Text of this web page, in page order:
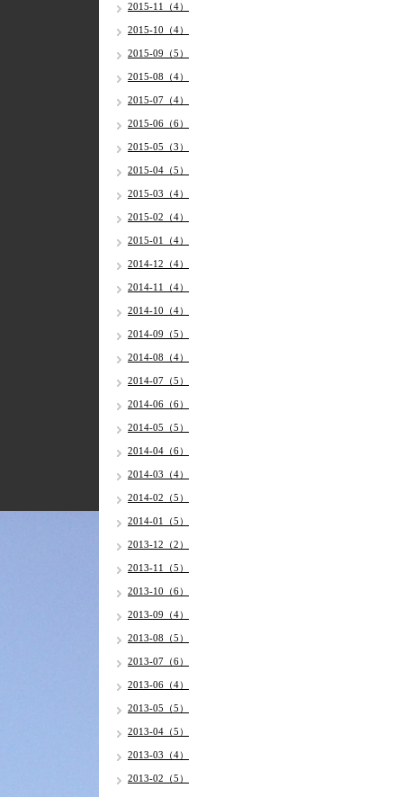
2015-11（4）
2015-10（4）
2015-09（5）
2015-08（4）
2015-07（4）
2015-06（6）
2015-05（3）
2015-04（5）
2015-03（4）
2015-02（4）
2015-01（4）
2014-12（4）
2014-11（4）
2014-10（4）
2014-09（5）
2014-08（4）
2014-07（5）
2014-06（6）
2014-05（5）
2014-04（6）
2014-03（4）
2014-02（5）
2014-01（5）
2013-12（2）
2013-11（5）
2013-10（6）
2013-09（4）
2013-08（5）
2013-07（6）
2013-06（4）
2013-05（5）
2013-04（5）
2013-03（4）
2013-02（5）